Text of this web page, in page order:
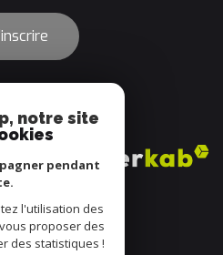
notre site
pendant
l'utilisation des
proposer des
des statistiques !